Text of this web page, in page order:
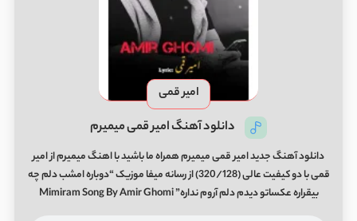
امیر قمی
دانلود آهنگ امیر قمی میمیرم
دانلود آهنگ جدید امیر قمی میمیرم همراه ما باشید با اهنگ میمیرم از امیر
قمی با دو کیفیت عالی (320/128) از رسانه میفا موزیک “دوباره امشب دلم چه
بیقراره عکساتو دیدم دلم آروم نداره” Mimiram Song By Amir Ghomi